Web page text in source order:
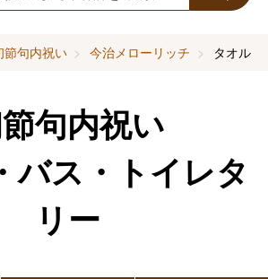
節句内祝い 今治メローリッチ タオル
句内祝い
バス・トイレタ
リー